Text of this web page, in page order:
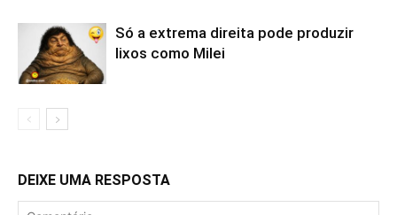
Só a extrema direita pode produzir
lixos como Milei
DEIXE UMA RESPOSTA